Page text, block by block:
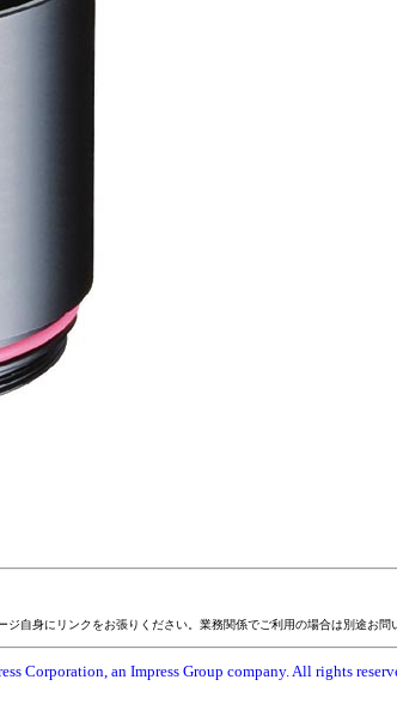
自身にリンクをお張りください。業務関係でご利用の場合は別途お問
Corporation, an Impress Group company. All rights